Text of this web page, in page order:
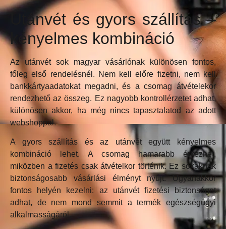
Utánvét és gyors szállítás –
kényelmes kombináció
Az utánvét sok magyar vásárlónak különösen fontos,
főleg első rendelésnél. Nem kell előre fizetni, nem kell
bankkártyaadatokat megadni, és a csomag átvételekor
rendezhető az összeg. Ez nagyobb kontrollérzetet adhat,
különösen akkor, ha még nincs tapasztalatod az adott
webshoppal.
A gyors szállítás és az utánvét együtt kényelmes
kombináció lehet. A csomag hamarabb érkezhet,
miközben a fizetés csak átvételkor történik. Ez sokaknak
biztonságosabb vásárlási élményt nyújt. Ugyanakkor
fontos helyén kezelni: az utánvét fizetési biztonságot
adhat, de nem mond semmit a termék egészségügyi
alkalmasságáról.